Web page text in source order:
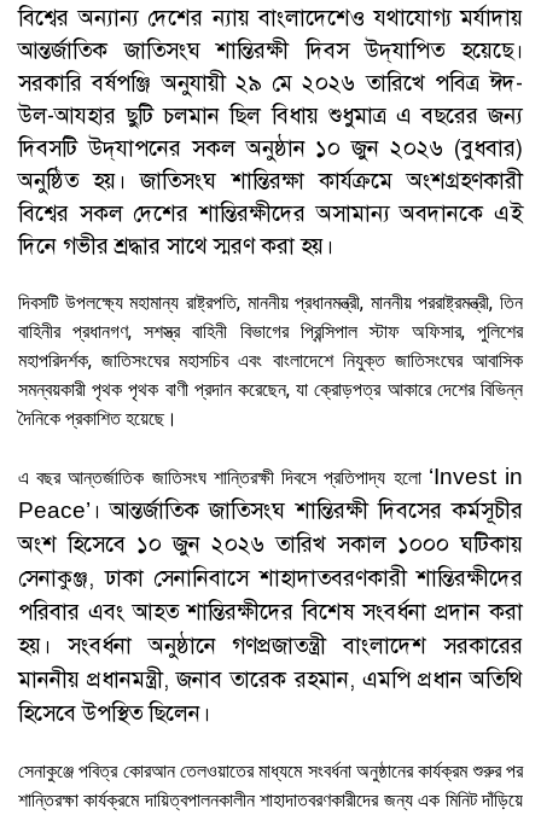
বিশ্বের অন্যান্য দেশের ন্যায় বাংলাদেশেও যথাযোগ্য মর্যাদায়
আন্তর্জাতিক জাতিসংঘ শান্তিরক্ষী দিবস উদ্‌যাপিত হয়েছে।
সরকারি বর্ষপঞ্জি অনুযায়ী ২৯ মে ২০২৬ তারিখে পবিত্র ঈদ-
উল-আযহার ছুটি চলমান ছিল বিধায় শুধুমাত্র এ বছরের জন্য
দিবসটি উদ্‌যাপনের সকল অনুষ্ঠান ১০ জুন ২০২৬ (বুধবার)
অনুষ্ঠিত হয়। জাতিসংঘ শান্তিরক্ষা কার্যক্রমে অংশগ্রহণকারী
বিশ্বের সকল দেশের শান্তিরক্ষীদের অসামান্য অবদানকে এই
দিনে গভীর শ্রদ্ধার সাথে স্মরণ করা হয়।
দিবসটি উপলক্ষ্যে মহামান্য রাষ্ট্রপতি, মাননীয় প্রধানমন্ত্রী, মাননীয় পররাষ্ট্রমন্ত্রী, তিন
বাহিনীর প্রধানগণ, সশস্ত্র বাহিনী বিভাগের প্রিন্সিপাল স্টাফ অফিসার, পুলিশের
মহাপরিদর্শক, জাতিসংঘের মহাসচিব এবং বাংলাদেশে নিযুক্ত জাতিসংঘের আবাসিক
সমন্বয়কারী পৃথক পৃথক বাণী প্রদান করেছেন, যা ক্রোড়পত্র আকারে দেশের বিভিন্ন
দৈনিকে প্রকাশিত হয়েছে।
এ বছর আন্তর্জাতিক জাতিসংঘ শান্তিরক্ষী দিবসে প্রতিপাদ্য হলো ‘Invest in
Peace’ । আন্তর্জাতিক জাতিসংঘ শান্তিরক্ষী দিবসের কর্মসূচীর
অংশ হিসেবে ১০ জুন ২০২৬ তারিখ সকাল ১০০০ ঘটিকায়
সেনাকুঞ্জ, ঢাকা সেনানিবাসে শাহাদাতবরণকারী শান্তিরক্ষীদের
পরিবার এবং আহত শান্তিরক্ষীদের বিশেষ সংবর্ধনা প্রদান করা
হয়। সংবর্ধনা অনুষ্ঠানে গণপ্রজাতন্ত্রী বাংলাদেশ সরকারের
মাননীয় প্রধানমন্ত্রী, জনাব তারেক রহমান, এমপি প্রধান অতিথি
হিসেবে উপস্থিত ছিলেন।
সেনাকুঞ্জে পবিত্র কোরআন তেলওয়াতের মাধ্যমে সংবর্ধনা অনুষ্ঠানের কার্যক্রম শুরুর পর
শান্তিরক্ষা কার্যক্রমে দায়িত্বপালনকালীন শাহাদাতবরণকারীদের জন্য এক মিনিট দাঁড়িয়ে